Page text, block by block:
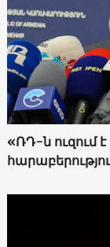
«ՌԴ-ն ուզում է